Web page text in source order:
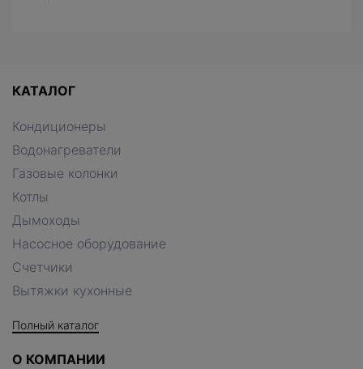
КАТАЛОГ
Кондиционеры
Водонагреватели
Газовые колонки
Котлы
Дымоходы
Насосное оборудование
Счетчики
Вытяжки кухонные
Полный каталог
О КОМПАНИИ